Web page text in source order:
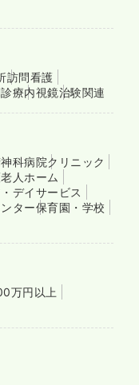
訪問看護
療内視鏡治験関連
科病院クリニック
人ホーム
デイサービス
ター保育園・学校
万円以上